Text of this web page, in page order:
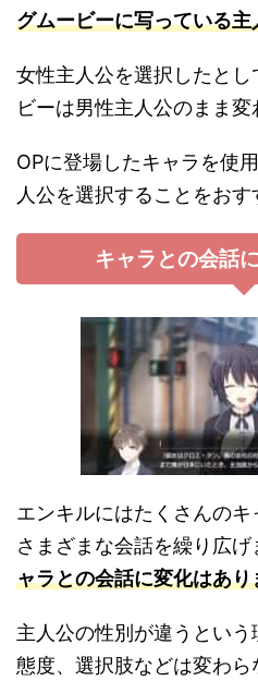
グムービーに写っている主
女性主人公を選択したと
ビーは男性主人公のまま変
OPに登場したキャラを使
人公を選択することをおす
キャラとの会話
エンキルにはたくさんの
さまざまな会話を繰り広げ
ャラとの会話に変化はあり
主人公の性別が違うとい
態度、選択肢などは変わ